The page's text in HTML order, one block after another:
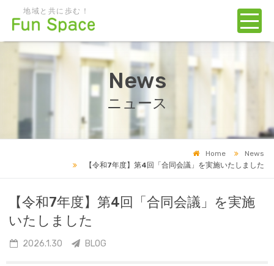
地域と共に歩む！
News
ニュース
Home
News
【令和7年度】第4回「合同会議」を実施いたしました
【令和7年度】第4回「合同会議」を実施
いたしました
2026.1.30 BLOG